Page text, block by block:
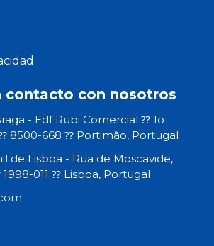
contacto con nosotros
- Edf Rubi Comercial ⁇ 1o
⁇ 8500-668 ⁇ Portimão, Portugal
de Lisboa - Rua de Moscavide,
1998-011 ⁇ Lisboa, Portugal